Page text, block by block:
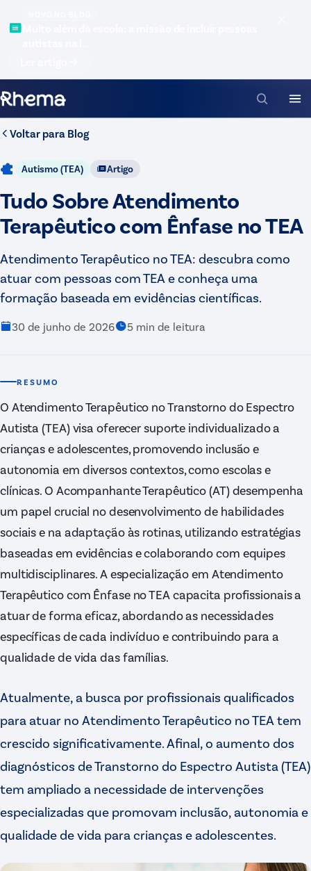
Voltar para Blog
Autismo (TEA) Artigo
Tudo Sobre Atendimento
Terapêutico com Ênfase no TEA
Atendimento Terapêutico no TEA: descubra como
atuar com pessoas com TEA e conheça uma
formação baseada em evidências científicas.
30 de junho de 2026 5 min de leitura
RESUMO
O Atendimento Terapêutico no Transtorno do Espectro
Autista (TEA) visa oferecer suporte individualizado a
crianças e adolescentes, promovendo inclusão e
autonomia em diversos contextos, como escolas e
clínicas. O Acompanhante Terapêutico (AT) desempenha
um papel crucial no desenvolvimento de habilidades
sociais e na adaptação às rotinas, utilizando estratégias
baseadas em evidências e colaborando com equipes
multidisciplinares. A especialização em Atendimento
Terapêutico com Ênfase no TEA capacita profissionais a
atuar de forma eficaz, abordando as necessidades
específicas de cada indivíduo e contribuindo para a
qualidade de vida das famílias.
Atualmente, a busca por profissionais qualificados
para atuar no Atendimento Terapêutico no TEA tem
crescido significativamente. Afinal, o aumento dos
diagnósticos de Transtorno do Espectro Autista (TEA)
tem ampliado a necessidade de intervenções
especializadas que promovam inclusão, autonomia e
qualidade de vida para crianças e adolescentes.